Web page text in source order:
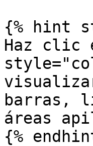
{% hint
Haz clic
barras,
áreas
{%